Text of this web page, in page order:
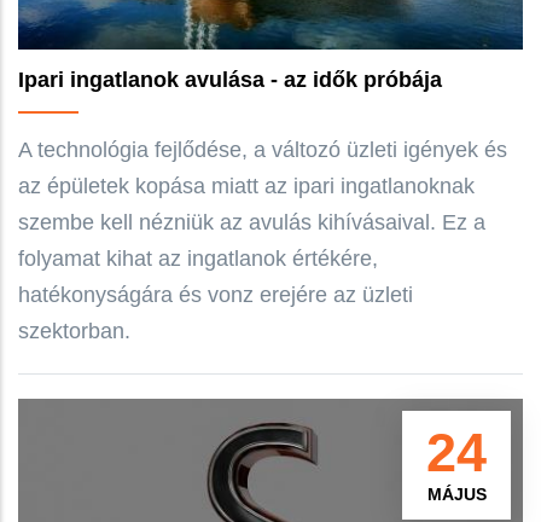
Ipari ingatlanok avulása - az idők próbája
A technológia fejlődése, a változó üzleti igények és
az épületek kopása miatt az ipari ingatlanoknak
szembe kell nézniük az avulás kihívásaival. Ez a
folyamat kihat az ingatlanok értékére,
hatékonyságára és vonz erejére az üzleti
szektorban.
24
MÁJUS